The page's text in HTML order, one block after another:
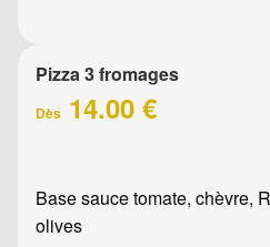
Pizza 3 fromages
Dès 14.00 €
Base sauce tomate, chèvre,
olives